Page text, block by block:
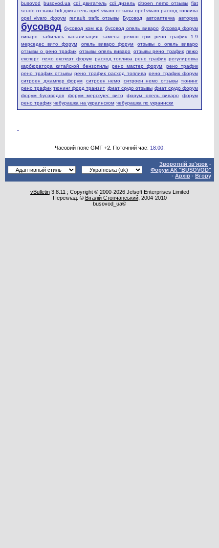
busovod busovod.ua cdi двигатель cdi дизель citroen nemo отзывы fiat
scudo отзывы hdi двигатель opel vivaro отзывы opel vivaro расход топлива
opel vivaro форум
renault trafic отзывы Бусовод автоаптечка авториа
бусовод бусовод ком юа бусовод опель виваро бусовод форум
виваро
забилась канализация
замена ремня грм рено трафик 1.9
мерседес вито форум
опель виваро форум
отзывы о опель виваро
отзывы о рено трафик отзывы опель виваро отзывы рено трафик пежо
експерт пежо експерт форум расход топлива рено трафик регулировка
карбюратора китайской бензопилы
рено мастер форум
рено трафик
рено трафик отзывы рено трафик расход топлива рено трафик форум
ситроен джампер форум
ситроен немо ситроен немо отзывы тюнинг
рено трафик тюнинг форд транзит фиат скудо отзывы фиат скудо форум
форум бусоводов
форум мерседес вито форум опель виваро
форум
рено трафик чебурашка на украинском чебурашка по украински
Часовий пояс GMT +2. Поточний час: 18:00.
Зворотній зв'язок -
Форум АК "BUSOVOD"
- Архів - Вгору
vBulletin3.8.11 ; Copyright © 2000-2026 Jelsoft Enterprises Limited
Переклад: © Віталій Стопчанський, 2004-2010
busovod_ua©